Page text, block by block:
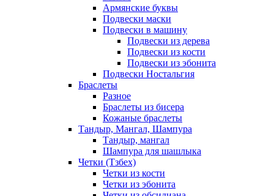
Армянские буквы
Подвески маски
Подвески в машину
Подвески из дерева
Подвески из кости
Подвески из эбонита
Подвески Ностальгия
Браслеты
Разное
Браслеты из бисера
Кожаные браслеты
Тандыр, Мангал, Шампура
Тандыр, мангал
Шампура для шашлыка
Четки (Тзбех)
Четки из кости
Четки из эбонита